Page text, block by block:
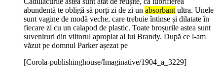
abundentă te obligă să porți zi de zi un absorbantultra. Unele
sunt vagine de modă veche, care trebuie întinse și dilatate în
fiecare zi cu un calapod de plastic. Toate broșurile astea sunt
suveniruri din viitorul apropiat al lui Brandy. După ce l-am
văzut pe domnul Parker așezat pe
[Corola-publishinghouse/Imaginative/1904_a_3229]